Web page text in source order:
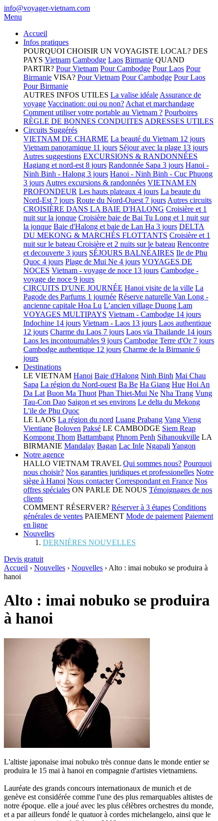
info@voyager-vietnam.com
Menu
Accueil
Infos pratiques
POURQUOI CHOISIR UN VOYAGISTE LOCAL? DES
PAYS Vietnam Cambodge Laos Birmanie QUAND
PARTIR? Pour Vietnam Pour Cambodge Pour Laos Pour
Birmanie VISA? Pour Vietnam Pour Cambodge Pour Laos
Pour Birmanie
AUTRES INFOS UTILES La valise idéale Assurance de
voyage Vaccination: oui ou non? Achat et marchandage
Comment utiliser votre portable au Vietnam ? Pourboires
RÈGLE DE BONNES CONDUITES ADRESSES UTILES
Circuits Suggérés
VIETNAM DE CHARME La beauté du Vietnam 12 jours
Vietnam panoramique 11 jours Séjour avec la plage 13 jours
Autres suggestions EXCURSIONS & RANDONNÉES
Hagiang et nord-est 8 jours Randonnée Sapa 3 jours Hanoi -
Ninh Binh - Halong 3 jours Hanoi - Ninh Binh - Cuc Phuong
3 jours Autres excursions & randonnées VIETNAM EN
PROFONDEUR Les hauts plateaux 4 jours La beaute du
Nord-Est 7 jours Route du Nord-Ouest 7 jours Autres circuits
CROISIÈRE DANS LA BAIE D'HALONG Croisière et 1
nuit sur la jonque Croisière baie de Bai Tu Long et 1 nuit sur
la jonque Baie d'Halong et baie de Lan Ha 3 jours DELTA
DU MEKONG & MARCHÉS FLOTTANTS Croisière et 1
nuit sur le bateau Croisière et 2 nuits sur le bateau Rencontre
et decouverte 3 jours SÉJOURS BALNÉAIRES Ile de Phu
Quoc 4 jours Plage de Mui Ne 4 jours VOYAGES DE
NOCES Vietnam - voyage de noce 13 jours Cambodge -
voyage de noce 9 jours
CIRCUITS D'UNE JOURNÉE Hanoi visite de la ville La
Pagode des Parfums 1 journée Réserve naturelle Van Long -
ancienne capitale Hoa Lu L’ancien village Duong Lam
VOYAGES MULTIPAYS Vietnam - Cambodge 14 jours
Indochine 14 jours Vietnam - Laos 13 jours Laos authentique
12 jours Charme du Laos 7 jours Laos via Thailande 14 jours
Laos les incontournables 9 jours Cambodge Terre d'Or 7 jours
Cambodge authentique 12 jours Charme de la Birmanie 6
jours
Destinations
LE VIETNAM Hanoi Baie d'Halong Ninh Binh Mai Chau
Sapa La région du Nord-ouest Ba Be Ha Giang Hue Hoi An
Da Lat Buon Ma Thuot Phan Thiet-Mui Ne Nha Trang Vung
Tau-Con Dao Saigon et ses environs Le delta du Mekong
L'ile de Phu Quoc
LE LAOS La région du nord Luang Prabang Vang Vieng
Vientiane Boloven Paksé LE CAMBODGE Siem Reap
Kompong Thom Battambang Phnom Penh Sihanoukville LA
BIRMANIE Mandalay Bagan Lac Inle Ngapali Yangon
Notre agence
HALLO VIETNAM TRAVEL Qui sommes nous? Pourquoi
nous choisir? Nos garanties juridiques et professionelles Notre
siège à Hanoi Nous contacter Correspondant en France Nos
offres spéciales ON PARLE DE NOUS Témoignages de nos
clients
COMMENT RÉSERVER? Réserver à 3 étapes Conditions
générales de ventes PAIEMENT Mode de paiement Paiement
en ligne
Nouvelles
DERNIÈRES NOUVELLES
Devis gratuit
Accueil › Nouvelles › Nouvelles › Alto : imai nobuko se produira à
hanoi
Alto : imai nobuko se produira
à hanoi
L'altiste japonaise imai nobuko très connue dans le monde entier se
produira le 15 mai à hanoi en compagnie d'artistes vietnamiens.
Lauréate des grands concours internationaux de munich et de
genève est considérée comme l'une des plus remarquables altistes de
notre époque. elle a joué avec les plus célèbres orchestres du monde,
et a par ailleurs fondé le quatuor à cordes michelangelo, ainsi que le